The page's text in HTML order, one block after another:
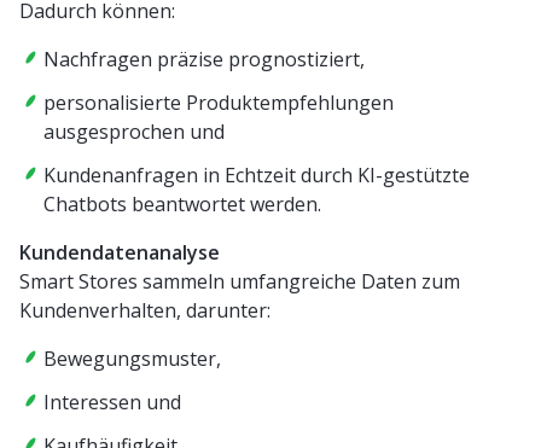
Dadurch können:
Nachfragen präzise prognostiziert,
personalisierte Produktempfehlungen
ausgesprochen und
Kundenanfragen in Echtzeit durch KI-gestützte
Chatbots beantwortet werden.
Kundendatenanalyse
Smart Stores sammeln umfangreiche Daten zum
Kundenverhalten, darunter:
Bewegungsmuster,
Interessen und